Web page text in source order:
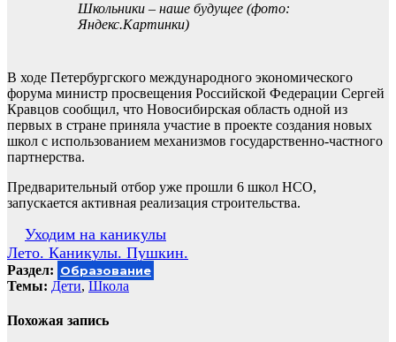
Школьники – наше будущее (фото:
Яндекс.Картинки)
В ходе Петербургского международного экономического
форума министр просвещения Российской Федерации Сергей
Кравцов сообщил, что Новосибирская область одной из
первых в стране приняла участие в проекте создания новых
школ с использованием механизмов государственно-частного
партнерства.
Предварительный отбор уже прошли 6 школ НСО,
запускается активная реализация строительства.
Навигация
по
записям
Уходим на каникулы
Лето. Каникулы. Пушкин.
Раздел: Образование
Темы: Дети, Школа
Похожая запись